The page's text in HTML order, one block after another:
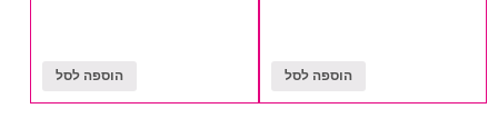
הוספה לסל הוספה לסל